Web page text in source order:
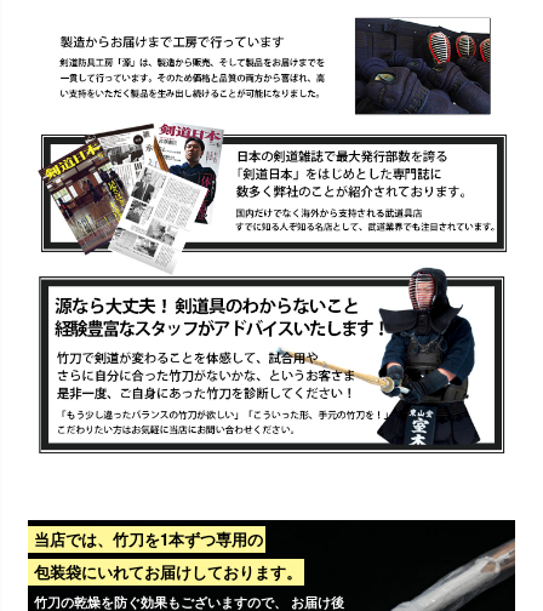
当店では、竹刀を1本ずつ専用の
包装袋にいれてお届けしております。
竹刀の乾燥を防ぐ効果もございますので、 お届け後